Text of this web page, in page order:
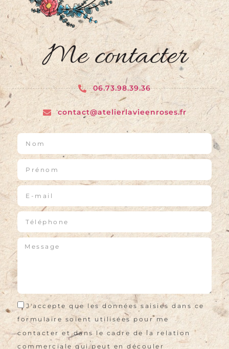
Me contacter
06.73.98.39.36
contact@atelierlavieenroses.fr
J'accepte que les données saisies dans ce
formulaire soient utilisées pour me
contacter et dans le cadre de la relation
commerciale qui peut en découler